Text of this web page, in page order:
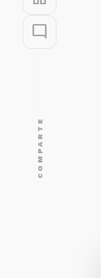
mode_comment
COMPARTE